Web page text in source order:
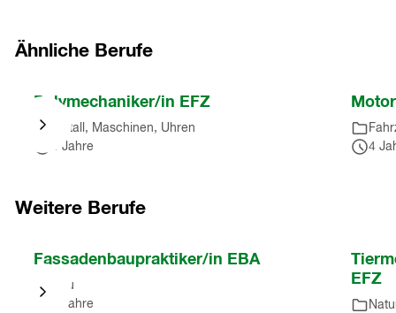
Ähnliche Berufe
springen
Polymechaniker/in EFZ
Metall, Maschinen, Uhren
4 Jahre
4
Karussell
Einträge)
Weitere Berufe
springen
Fassadenbaupraktiker/in EBA
Bau
2 Jahre
EFZ